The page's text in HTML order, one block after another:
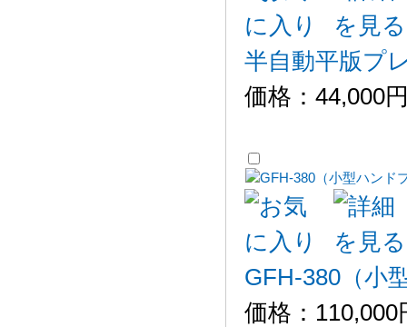
半自動平版プ
価格： 44,000
GFH-380（小
価格： 110,000